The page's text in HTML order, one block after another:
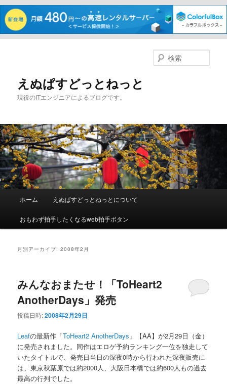
へ
移
動
移
動
えぬぱすどっとねっと
現役のITエンジニアによるブログです。
索
メ
ホーム えぬぱすどっとねっとについて
おもわず拍手したくなるweb拍手ボタン
月別アーカイブ:2008年2月
みんなおまたせ！「ToHeart2
AnotherDays」発売
投稿日時:2008年2月29日
Leafの最新作「ToHeart2 AnotherDays 」【AA】が2月29日（金）
に発売されました。同作はエロゲ予約ランキング一位を独走して
いたタイトルで、発売日当日の深夜0時から行われた深夜販売に
は、東京秋葉原では約2000人、大阪日本橋では約600人もの過去
最高の行列でした。